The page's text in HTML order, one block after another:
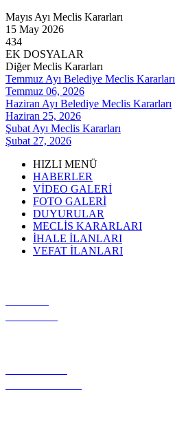
Mayıs Ayı Meclis Kararları
15 May 2026
434
EK DOSYALAR
Diğer Meclis Kararları
Temmuz Ayı Belediye Meclis Kararları
Temmuz 06, 2026
Haziran Ayı Belediye Meclis Kararları
Haziran 25, 2026
Şubat Ayı Meclis Kararları
Şubat 27, 2026
HIZLI MENÜ
HABERLER
VIDEO GALERI
FOTO GALERI
DUYURULAR
MECLIS KARARLARI
İHALE İLANLARI
VEFAT İLANLARI